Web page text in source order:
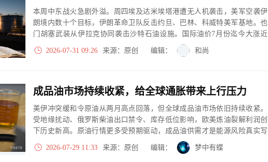
本周中东战火急剧外溢。周四埃及达米埃塔港遭无人机袭击，美军空袭伊
朗境内数十个目标，伊朗革命卫队反击约旦、巴林、科威特美军基地。也
门胡塞武装从伊拉克协同袭击沙特石油设施。国际油价7月份迄今大涨近
20%，但市场同时受沙特组...
2026-07-31 09:26 来源：原创 编辑： 和尚
成品油市场持续收紧，给全球通胀带来上行压力
美伊冲突缓和令原油从两月高点回落，但全球成品油市场依旧持续收紧。
受地缘扰动、俄罗斯柴油出口禁令、库存低位影响，欧美炼油裂解利润创
下历史新高。原油行情更多受预期驱动，成品油供需才是能源风险真实写
照。亚洲炼油厂面临原油到货...
2026-07-29 11:33 来源：原创 编辑： 梦中有蝶